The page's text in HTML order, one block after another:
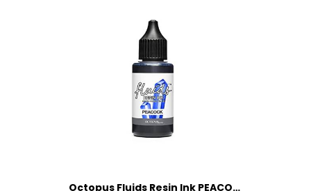
Octopus Fluids Resin Ink PEACOCK, Alcohol Ink für Epoxidharz und UV-Resin, Resin-Farbe, Harz-Farbe blau, 30 ml